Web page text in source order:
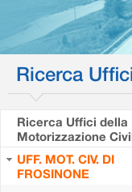
Ricerca
Ricerca Uffici della
Motorizzazione
UFF. MOT. CIV. DI
FROSINONE